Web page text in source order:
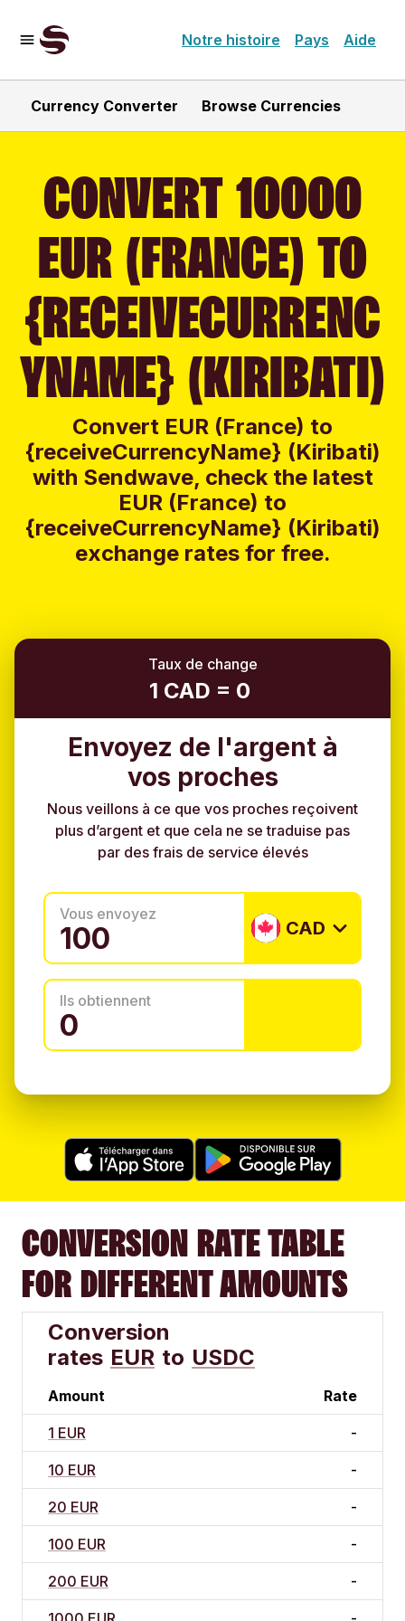
Notre histoire Pays Aide
Currency Converter Browse Currencies
CONVERT 10000
EUR (FRANCE) TO
{RECEIVECURRENC
YNAME} (KIRIBATI)
Convert EUR (France) to
{receiveCurrencyName} (Kiribati)
with Sendwave, check the latest
EUR (France) to
{receiveCurrencyName} (Kiribati)
exchange rates for free.
Taux de change
1 CAD = 0
Envoyez de l'argent à
vos proches
Nous veillons à ce que vos proches reçoivent
plus d’argent et que cela ne se traduise pas
par des frais de service élevés
Vous envoyez
CAD
Ils obtiennent
CONVERSION RATE TABLE
FOR DIFFERENT AMOUNTS
Conversion
rates EUR to USDC
Amount Rate
1 EUR -
10 EUR -
20 EUR -
100 EUR -
200 EUR -